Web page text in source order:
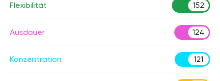
Flexibilität 152
Ausdauer 124
Konzentration 121